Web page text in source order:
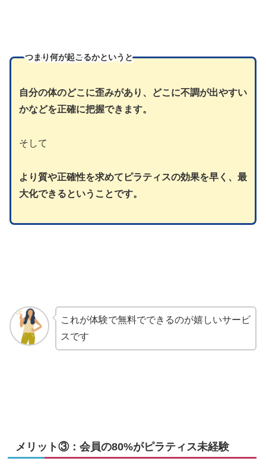
つまり何が起こるかというと
自分の体のどこに歪みがあり、どこに不調が出やすい
かなどを正確に把握できます。
そして
より質や正確性を求めてピラティスの効果を早く、最
大化できるということです。
これが体験で無料でできるのが嬉しいサービ
スです
メリット③：会員の80%がピラティス未経験